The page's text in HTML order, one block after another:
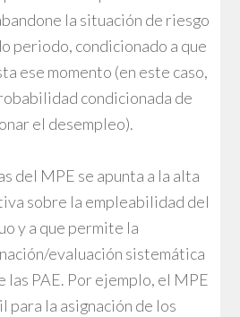
la situación de riesgo
periodo, condicionado a que
ese momento (en este caso,
condicionada de
el desempleo).
del MPE se apunta a la alta
sobre la empleabilidad del
y a que permite la
evaluación sistemática
las PAE. Por ejemplo, el MPE
para la asignación de los